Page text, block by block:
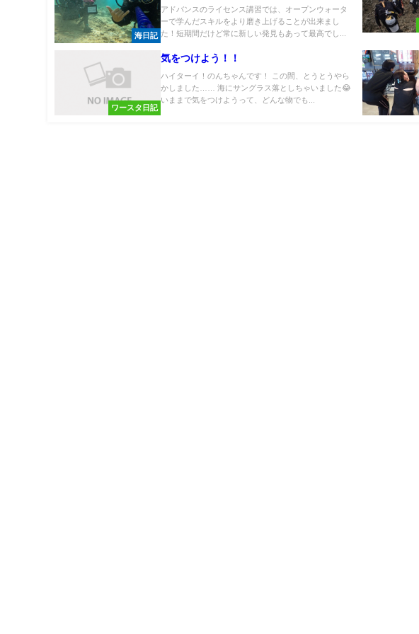
海日記
アドバンスのライセンス講習では、オープンウォータ
ーで学んだスキルをより磨き上げることが出来まし
た！短期間だけど常に新しい発見もあって最高でし...
ワースタ日記
気をつけよう！！
ハイターイ！のんちゃんです！ この間、とうとうやら
かしました…… 海にサングラス落としちゃいました😂
いままで気をつけようって、どんな物でも...